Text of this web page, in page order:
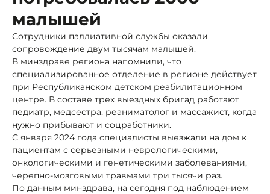
малышей
Сотрудники паллиативной службы оказали
сопровождение двум тысячам малышей.
В минздраве региона напомнили, что
специализированное отделение в регионе действует
при Республиканском детском реабилитационном
центре. В составе трех выездных бригад работают
педиатр, медсестра, реаниматолог и массажист, когда
нужно прибывают и соцработники.
С января 2024 года специалисты выезжали на дом к
пациентам с серьезными неврологическими,
онкологическими и генетическими заболеваниями,
черепно-мозговыми травмами три тысячи раз.
По данным минздрава, на сегодня под наблюдением